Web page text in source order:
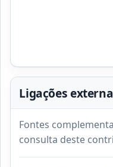
Ligações
Fontes
consulta deste